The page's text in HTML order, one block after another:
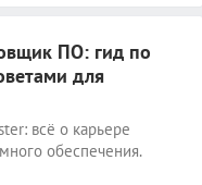
ПО: гид по
для
всё о карьере
обеспечения.